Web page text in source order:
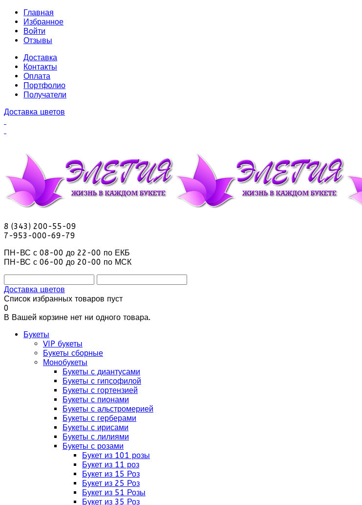
Главная
Избранное
Войти
Отзывы
Доставка
Контакты
Оплата
Портфолио
Получатели
Доставка цветов
8 (343) 200-55-09
7-953-000-69-79
ПН-ВС с 08-00 до 22-00 по ЕКБ
ПН-ВС с 06-00 до 20-00 по МСК
Доставка цветов
Список избранных товаров пуст
0
В Вашей корзине нет ни одного товара.
Букеты
VIP букеты
Букеты сборные
Монобукеты
Букеты с диантусами
Букеты с гипсофилой
Букеты с гортензией
Букеты с пионами
Букеты с альстромерией
Букеты с герберами
Букеты с ирисами
Букеты с лилиями
Букеты с розами
Букет из 101 розы
Букет из 11 роз
Букет из 15 Роз
Букет из 25 Роз
Букет из 51 Розы
Букет из 35 Роз